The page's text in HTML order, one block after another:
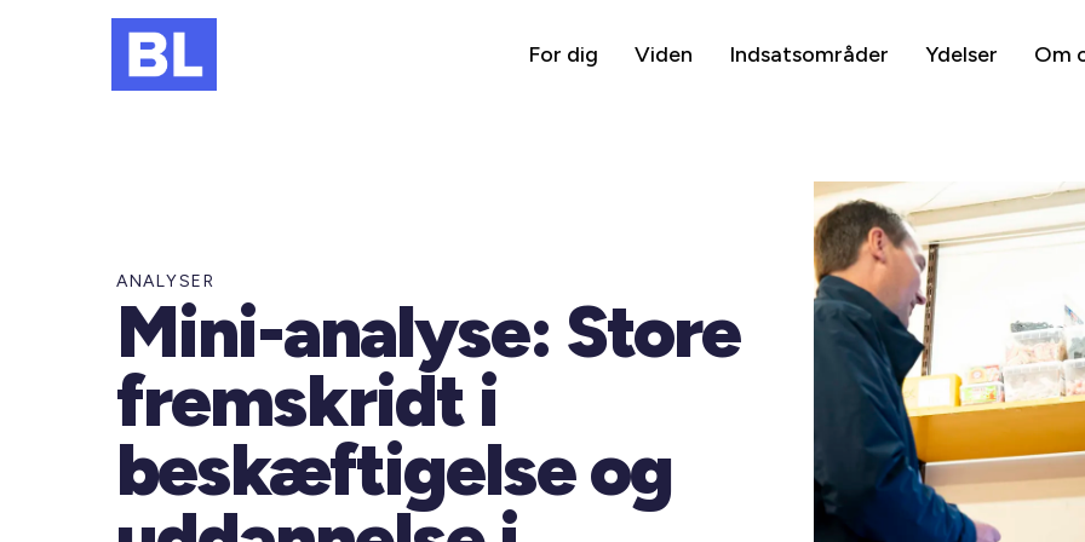
For dig Viden Indsatsområder Ydelser Om
ANALYSER
Mini-analyse: Store
fremskridt i
beskæftigelse og